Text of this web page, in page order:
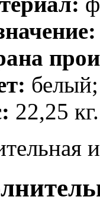
белый;
22,25 кг.